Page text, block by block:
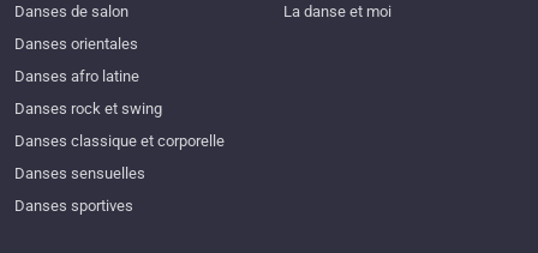
Danses de salon
Danses orientales
Danses afro latine
Danses rock et swing
Danses classique et corporelle
Danses sensuelles
Danses sportives
La danse et moi